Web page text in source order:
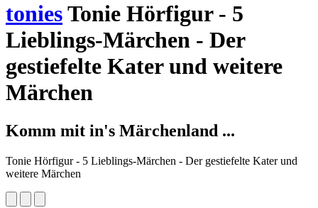
toniesTonie Hörfigur - 5
Lieblings-Märchen - Der
gestiefelte Kater und weitere
Märchen
Komm mit in's Märchenland ...
Tonie Hörfigur - 5 Lieblings-Märchen - Der gestiefelte Kater und
weitere Märchen